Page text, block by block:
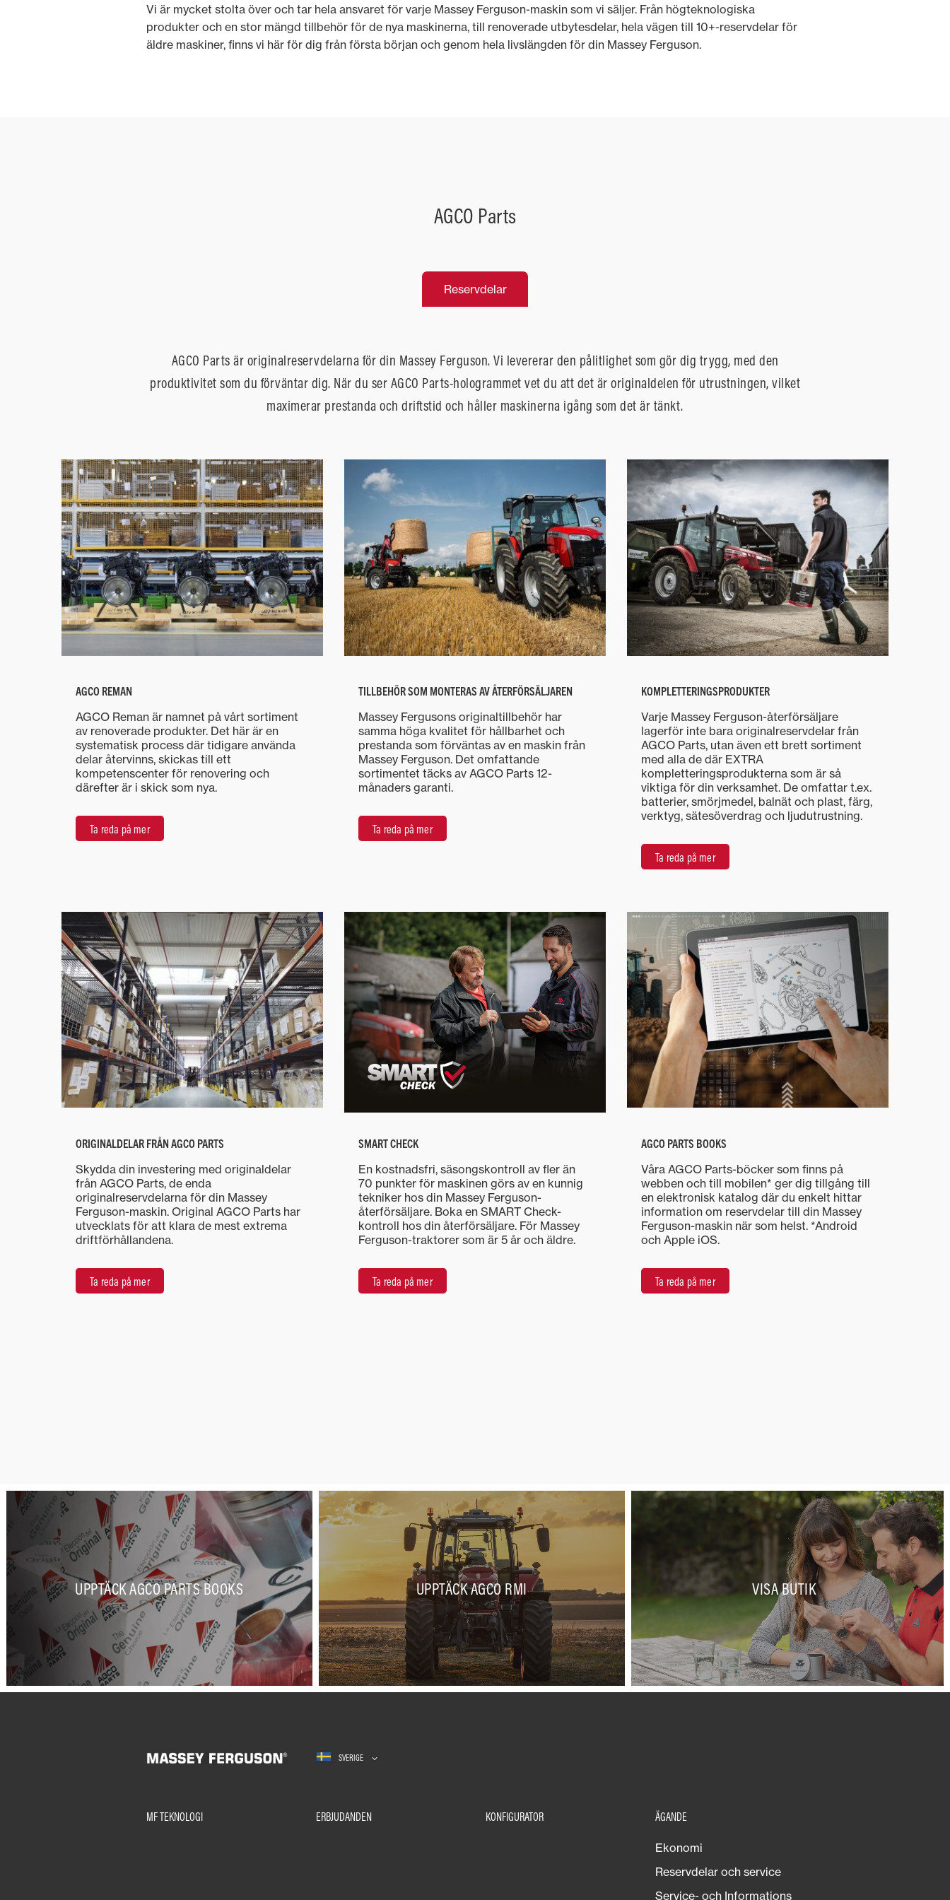
Vi är mycket stolta över och tar hela ansvaret för varje Massey Ferguson-maskin som vi säljer. Från högteknologiska
produkter och en stor mängd tillbehör för de nya maskinerna, till renoverade utbytesdelar, hela vägen till 10+-reservdelar för
äldre maskiner, finns vi här för dig från första början och genom hela livslängden för din Massey Ferguson.
AGCO Parts
Reservdelar
AGCO Parts är originalreservdelarna för din Massey Ferguson. Vi levererar den pålitlighet som gör dig trygg, med den
produktivitet som du förväntar dig. När du ser AGCO Parts-hologrammet vet du att det är originaldelen för utrustningen, vilket
maximerar prestanda och driftstid och håller maskinerna igång som det är tänkt.
AGCO REMAN
AGCO Reman är namnet på vårt sortiment
av renoverade produkter. Det här är en
systematisk process där tidigare använda
delar återvinns, skickas till ett
kompetenscenter för renovering och
därefter är i skick som nya.
Ta reda på mer
TILLBEHÖR SOM MONTERAS AV ÅTERFÖRSÄLJAREN
Massey Fergusons originaltillbehör har
samma höga kvalitet för hållbarhet och
prestanda som förväntas av en maskin från
Massey Ferguson. Det omfattande
sortimentet täcks av AGCO Parts 12-
månaders garanti.
Ta reda på mer
KOMPLETTERINGSPRODUKTER
Varje Massey Ferguson-återförsäljare
lagerför inte bara originalreservdelar från
AGCO Parts, utan även ett brett sortiment
med alla de där EXTRA
kompletteringsprodukterna som är så
viktiga för din verksamhet. De omfattar t.ex.
batterier, smörjmedel, balnät och plast, färg,
verktyg, sätesöverdrag och ljudutrustning.
Ta reda på mer
ORIGINALDELAR FRÅN AGCO PARTS
Skydda din investering med originaldelar
från AGCO Parts, de enda
originalreservdelarna för din Massey
Ferguson-maskin. Original AGCO Parts har
utvecklats för att klara de mest extrema
driftförhållandena.
Ta reda på mer
SMART CHECK
En kostnadsfri, säsongskontroll av fler än
70 punkter för maskinen görs av en kunnig
tekniker hos din Massey Ferguson-
återförsäljare. Boka en SMART Check-
kontroll hos din återförsäljare. För Massey
Ferguson-traktorer som är 5 år och äldre.
Ta reda på mer
AGCO PARTS BOOKS
Våra AGCO Parts-böcker som finns på
webben och till mobilen* ger dig tillgång till
en elektronisk katalog där du enkelt hittar
information om reservdelar till din Massey
Ferguson-maskin när som helst. *Android
och Apple iOS.
Ta reda på mer
UPPTÄCK AGCO PARTS BOOKS UPPTÄCK AGCO RMI VISA BUTIK
SVERIGE
MF TEKNOLOGI ERBJUDANDEN KONFIGURATOR ÄGANDE
Ekonomi
Reservdelar och service
Service- och Informations